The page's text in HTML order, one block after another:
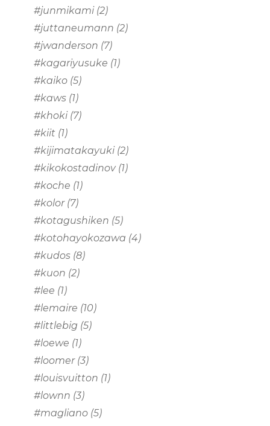
#junmikami (2)
#juttaneumann (2)
#jwanderson (7)
#kagariyusuke (1)
#kaiko (5)
#kaws (1)
#khoki (7)
#kiit (1)
#kijimatakayuki (2)
#kikokostadinov(1)
#koche (1)
#kolor(7)
#kotagushiken (5)
#kotohayokozawa (4)
#kudos (8)
#kuon (2)
#lee (1)
#lemaire (10)
#littlebig (5)
#loewe (1)
#loomer(3)
#louisvuitton (1)
#lownn (3)
#magliano (5)